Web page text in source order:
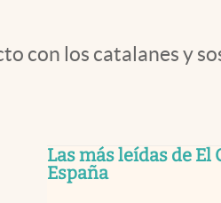
con los catalanes y
Las más leídas de El
España